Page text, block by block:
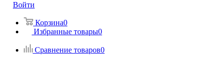
Войти
Корзина0
Избранные товары0
Сравнение товаров0